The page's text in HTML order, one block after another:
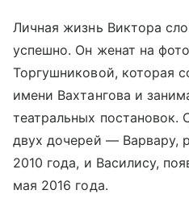
Личная жизнь Виктора
успешно. Он женат на
Торгушниковой, которая
имени Вахтангова и
театральных постановок.
двух дочерей — Варвару,
2010 года, и Василису,
мая 2016 года.